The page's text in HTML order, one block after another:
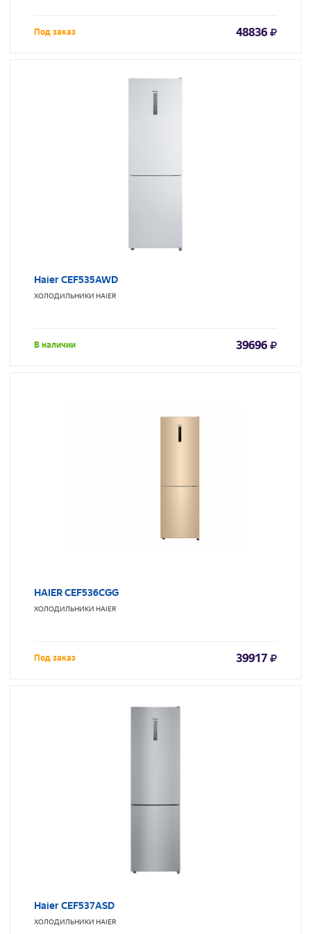
Под заказ 48836
Haier CEF535AWD
ХОЛОДИЛЬНИКИ HAIER
В наличии 39696
HAIER CEF536CGG
ХОЛОДИЛЬНИКИ HAIER
Под заказ 39917
Haier CEF537ASD
ХОЛОДИЛЬНИКИ HAIER